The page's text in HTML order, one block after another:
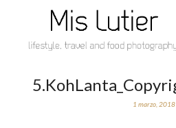
1 marzo, 2018